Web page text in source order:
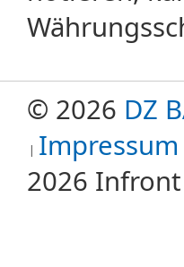
© 2026 DZ
Impressum
2026